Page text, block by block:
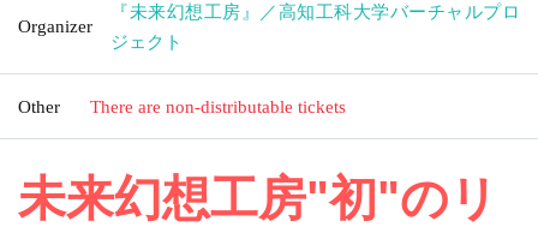
Organizer
『未来幻想工房』／高知工科大学バーチャルプロ
ジェクト
Other There are non-distributable tickets
未来幻想工房"初"のリ